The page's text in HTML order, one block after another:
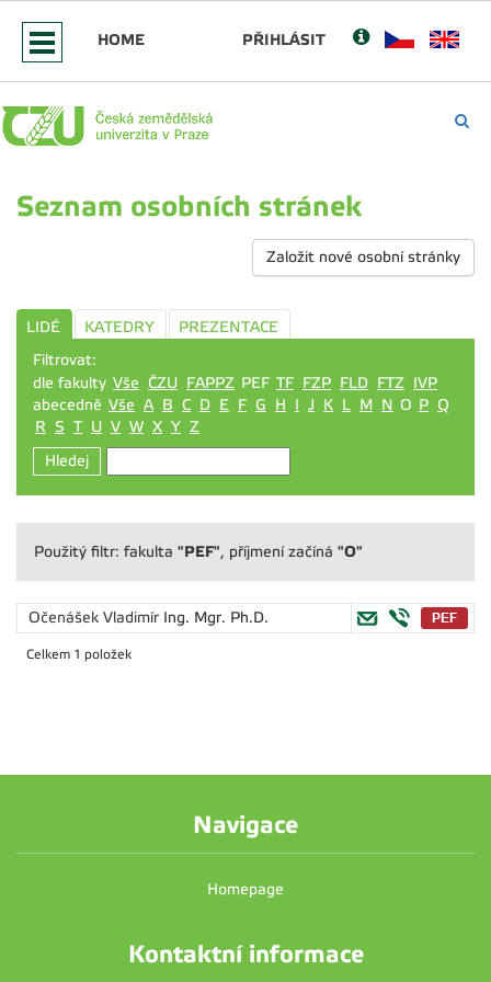
HOME PŘIHLÁSIT
Seznam osobních stránek
Založit nové osobní stránky
LIDÉ KATEDRY
PREZENTACE
Filtrovat:
dle fakulty Vše ČZU FAPPZ PEF TF FZP FLD FTZ IVP
abecedně Vše A B C D E F G H I J K L M N O P Q
R S T U V W X Y Z
Hledej
Použitý filtr: fakulta "PEF", příjmení začíná "O"
Očenášek Vladimír Ing. Mgr. Ph.D.
Celkem 1 položek
Navigace
Homepage
Kontaktní informace